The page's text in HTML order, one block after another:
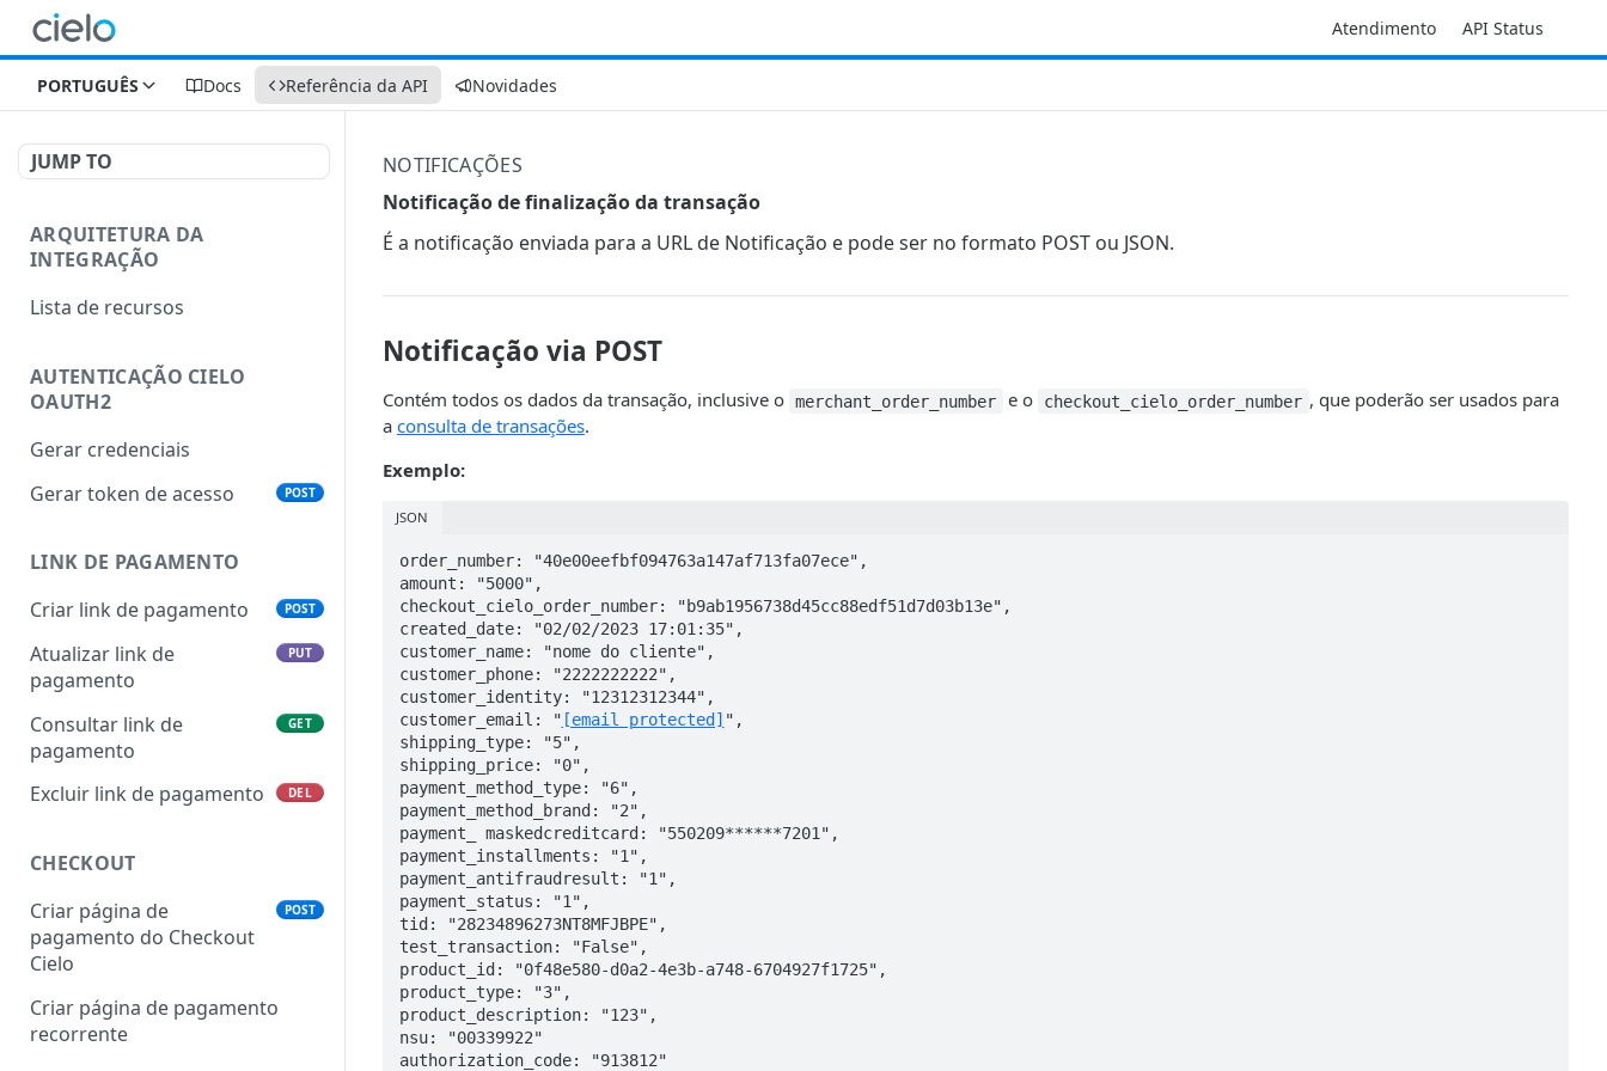
Atendimento API Status
PORTUGUÊS Docs Referência da API Novidades
JUMP TO
ARQUITETURA DA
INTEGRAÇÃO
Lista de recursos
AUTENTICAÇÃO CIELO
OAUTH2
Gerar credenciais
Gerar token de acesso
POST
LINK DE PAGAMENTO
Criar link de pagamento
POST
Atualizar link de
pagamento
PUT
Consultar link de
pagamento
GET
Excluir link de pagamento DEL
CHECKOUT
Criar página de
pagamento do Checkout
Cielo
POST
Criar página de pagamento
recorrente
NOTIFICAÇÕES
Notificação de finalização da transação
É a notificação enviada para a URL de Notificação e pode ser no formato POST ou JSON.
Notificação via POST
Contém todos os dados da transação, inclusive o merchant_order_number e o checkout_cielo_order_number , que poderão ser usados para
a consulta de transações.
Exemplo:
JSON
order_number: "40e00eefbf094763a147af713fa07ece",
amount: "5000",
checkout_cielo_order_number: "b9ab1956738d45cc88edf51d7d03b13e",
created_date: "02/02/2023 17:01:35",
customer_name: "nome do cliente",
customer_phone: "2222222222",
customer_identity: "12312312344",
customer_email: " [email protected] ",
shipping_type: "5",
shipping_price: "0",
payment_method_type: "6",
payment_method_brand: "2",
payment_ maskedcreditcard: "550209******7201",
payment_installments: "1",
payment_antifraudresult: "1",
payment_status: "1",
tid: "28234896273NT8MFJBPE",
test_transaction: "False",
product_id: "0f48e580-d0a2-4e3b-a748-6704927f1725",
product_type: "3",
product_description: "123",
nsu: "00339922"
authorization_code: "913812"